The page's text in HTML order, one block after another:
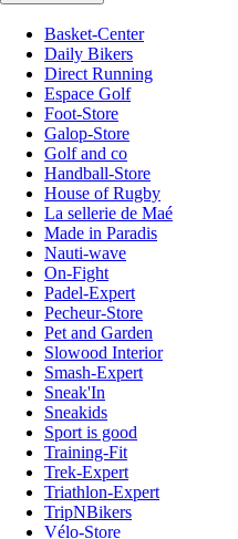
Basket-Center
Daily Bikers
Direct Running
Espace Golf
Foot-Store
Galop-Store
Golf and co
Handball-Store
House of Rugby
La sellerie de Maé
Made in Paradis
Nauti-wave
On-Fight
Padel-Expert
Pecheur-Store
Pet and Garden
Slowood Interior
Smash-Expert
Sneak'In
Sneakids
Sport is good
Training-Fit
Trek-Expert
Triathlon-Expert
TripNBikers
Vélo-Store